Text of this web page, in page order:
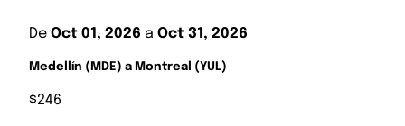
De Oct 01, 2026 a Oct 31, 2026
Medellín (MDE) a Montreal (YUL)
$246